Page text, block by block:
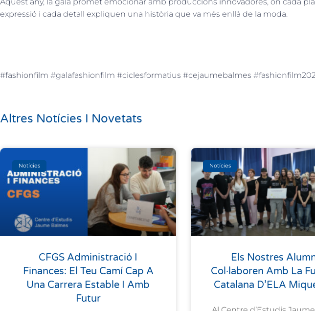
expressió i cada detall expliquen una història que va més enllà de la moda.
#fashionfilm #galafashionfilm #ciclesformatius #cejaumebalmes
Altres Notícies I Novetats
Notícies
CFGS Administració I
Finances: El Teu Camí Cap A
Una Carrera Estable I Amb
Futur
Notícies
Els Nostres
Col·laboren Amb La
Catalana D’ELA